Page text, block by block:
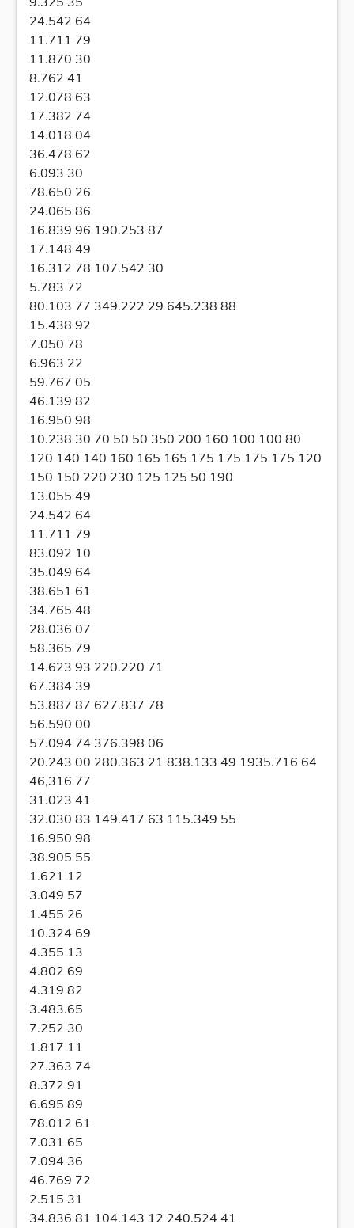
24.542 64
11.711 79
11.870 30
8.762 41
12.078 63
17.382 74
14.018 04
36.478 62
6.093 30
78.650 26
24.065 86
16.839 96 190.253 87
17.148 49
16.312 78 107.542 30
5.783 72
80.103 77 349.222 29 645.238 88
15.438 92
7.050 78
6.963 22
59.767 05
46.139 82
16.950 98
10.238 30 70 50 50 350 200 160 100 100 80
120 140 140 160 165 165 175 175 175 175 120
150 150 220 230 125 125 50 190
13.055 49
24.542 64
11.711 79
83.092 10
35.049 64
38.651 61
34.765 48
28.036 07
58.365 79
14.623 93 220.220 71
67.384 39
53.887 87 627.837 78
56.590 00
57.094 74 376.398 06
20.243 00 280.363 21 838.133 49 1935.716 64
46,316 77
31.023 41
32.030 83 149.417 63 115.349 55
16.950 98
38.905 55
1.621 12
3.049 57
1.455 26
10.324 69
4.355 13
4.802 69
4.319 82
3.483.65
7.252 30
1.817 11
27.363 74
8.372 91
6.695 89
78.012 61
7.031 65
7.094 36
46.769 72
2.515 31
34.836 81 104.143 12 240.524 41